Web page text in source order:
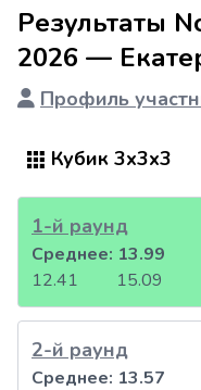
Результаты
2026 —
Профиль
Кубик 3x3x3
1-й раунд
12.41 15.09
Среднее: 13.99
2-й раунд
Среднее: 13.57